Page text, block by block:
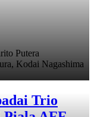
Putera
Kodai Nagashima
Trio